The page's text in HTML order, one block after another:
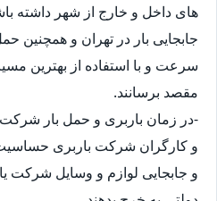
های داخل و خارج از شهر داشته
جابجایی بار در تهران و همچنین
سرعت و با استفاده از بهترین
مقصد برسانند.
-در زمان باربری و حمل بار شرکت
و کارگران شرکت باربری
و جابجایی لوازم و وسایل شرکت